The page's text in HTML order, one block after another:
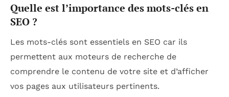
Quelle est l’importance des mots-clés en
SEO ?
Les mots-clés sont essentiels en SEO car ils
permettent aux moteurs de recherche de
comprendre le contenu de votre site et d’afficher
vos pages aux utilisateurs pertinents.